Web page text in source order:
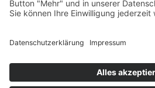
Unternehmen
Ausstellung